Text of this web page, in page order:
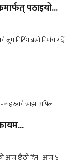
पठाइयो...